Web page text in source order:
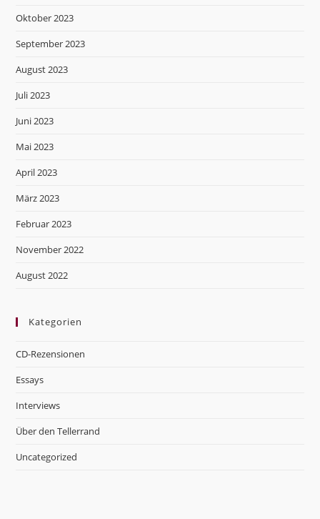
Oktober 2023
September 2023
August 2023
Juli 2023
Juni 2023
Mai 2023
April 2023
März 2023
Februar 2023
November 2022
August 2022
Kategorien
CD-Rezensionen
Essays
Interviews
Über den Tellerrand
Uncategorized